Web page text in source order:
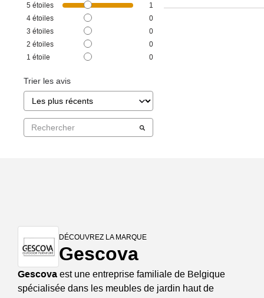
5 étoiles
1
4 étoiles
0
3 étoiles
0
2 étoiles
0
1 étoile 0
Trier les avis
DÉCOUVREZ LA MARQUE
Gescova
Gescova est une entreprise familiale de Belgique
spécialisée dans les meubles de jardin haut de